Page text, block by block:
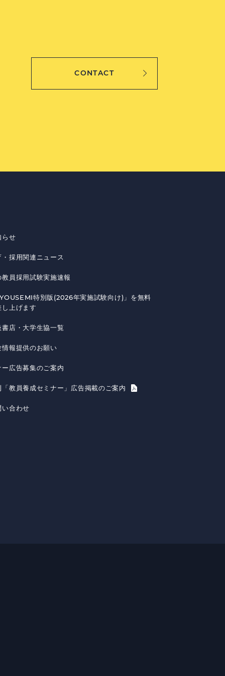
CONTACT
らせ
・採用関連ニュース
教員採用試験実施速報
特別版(2026年実施試験向け)」を無料
し上げます
書店・大学生協一覧
情報提供のお願い
ー広告募集のご案内
「教員養成セミナー」広告掲載のご案内
い合わせ